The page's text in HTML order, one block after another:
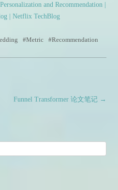
and Recommendation |
| Netflix TechBlog
Metric Recommendation
Funnel Transformer 论文笔记 →